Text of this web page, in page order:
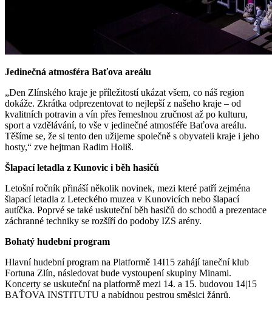
Jedinečná atmosféra Baťova areálu
„Den Zlínského kraje je příležitostí ukázat všem, co náš region
dokáže. Zkrátka odprezentovat to nejlepší z našeho kraje – od
kvalitních potravin a vín přes řemeslnou zručnost až po kulturu,
sport a vzdělávání, to vše v jedinečné atmosféře Baťova areálu.
Těšíme se, že si tento den užijeme společně s obyvateli kraje i jeho
hosty,“ zve hejtman Radim Holiš.
Šlapací letadla z Kunovic i běh hasičů
Letošní ročník přináší několik novinek, mezi které patří zejména
šlapací letadla z Leteckého muzea v Kunovicích nebo šlapací
autíčka. Poprvé se také uskuteční běh hasičů do schodů a prezentace
záchranné techniky se rozšíří do podoby IZS arény.
Bohatý hudební program
Hlavní hudební program na Platformě 14I15 zahájí taneční klub
Fortuna Zlín, následovat bude vystoupení skupiny Minami.
Koncerty se uskuteční na platformě mezi 14. a 15. budovou 14|15
BAŤOVA INSTITUTU a nabídnou pestrou směsici žánrů.